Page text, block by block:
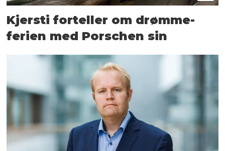
Kjersti forteller om drømme­
ferien med Porschen sin